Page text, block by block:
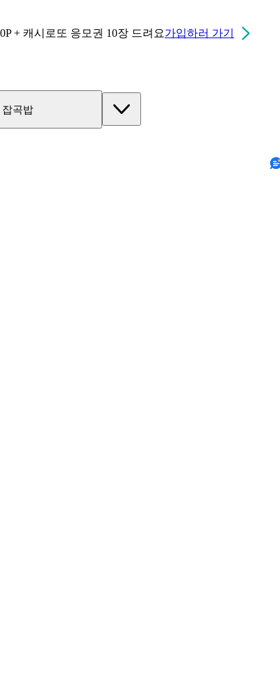
+ 캐시로또 응모권 10장 드려요가입하러 가기
잡곡밥